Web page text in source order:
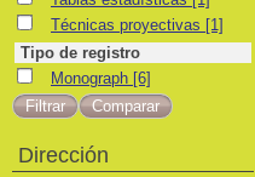
Técnicas proyectivas
Técnicas proyectivas [1]
Tipo de registro
Monograph
Monograph [6]
Dirección